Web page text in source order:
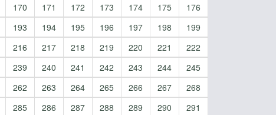
170 171 172 173 174 175
176
193 194 195 196 197 198
199
216 217 218 219 220 221
222
239 240 241 242 243 244
245
262 263 264 265 266 267
268
285 286 287 288 289 290 291